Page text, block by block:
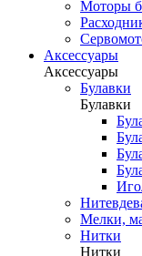
Моторы
Аксессуары
Аксессуары
Булавки
Булавки
Мелки,
Нитки
Нитки